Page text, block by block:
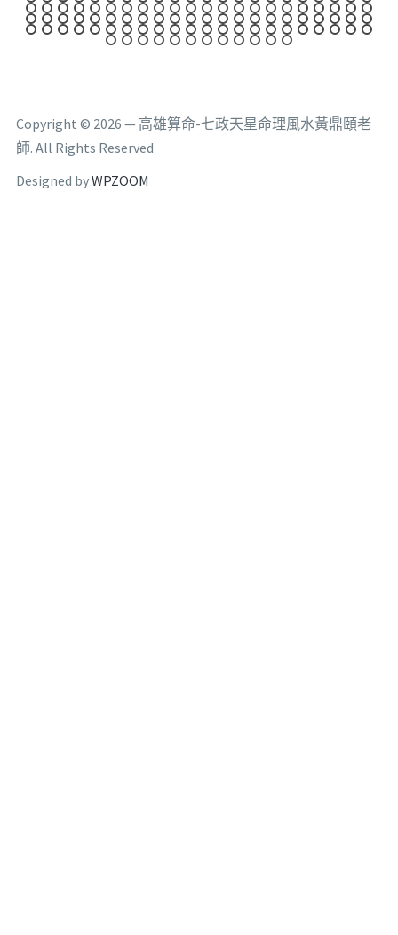
Copyright © 2026 — 高雄算命-七政天星命理風水黃鼎頤老
師. All Rights Reserved
Designed byWPZOOM